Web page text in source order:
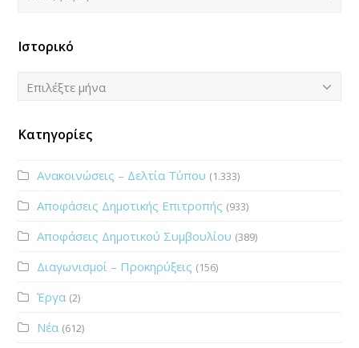
Ιστορικό
Ιστορικό
Επιλέξτε μήνα
Κατηγορίες
Ανακοινώσεις – Δελτία Τύπου (1.333)
Αποφάσεις Δημοτικής Επιτροπής (933)
Αποφάσεις Δημοτικού Συμβουλίου (389)
Διαγωνισμοί – Προκηρύξεις (156)
Έργα (2)
Νέα (612)